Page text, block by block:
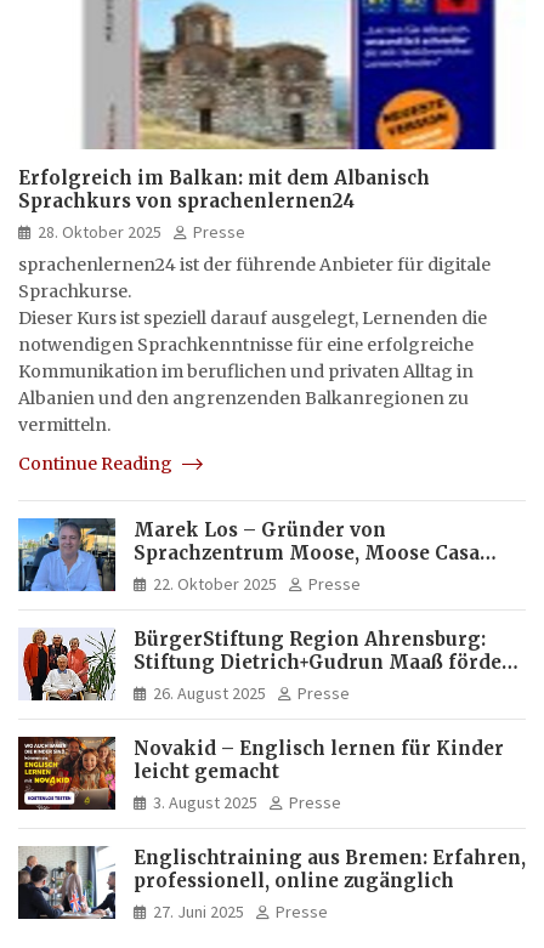
Erfolgreich im Balkan: mit dem Albanisch
Sprachkurs von sprachenlernen24
28. Oktober 2025
Presse
sprachenlernen24 ist der führende Anbieter für digitale
Sprachkurse.
Dieser Kurs ist speziell darauf ausgelegt, Lernenden die
notwendigen Sprachkenntnisse für eine erfolgreiche
Kommunikation im beruflichen und privaten Alltag in
Albanien und den angrenzenden Balkanregionen zu
vermitteln.
Continue Reading
Marek Los – Gründer von
Sprachzentrum Moose, Moose Casa
Italia und Apartamento Brasil |
Internationaler Experte für Bildung
22. Oktober 2025 Presse
BürgerStiftung Region Ahrensburg:
Stiftung Dietrich+Gudrun Maaß fördert
Deutschkenntnisse von Frauen
26. August 2025 Presse
Novakid – Englisch lernen für Kinder
leicht gemacht
3. August 2025 Presse
Englischtraining aus Bremen: Erfahren,
professionell, online zugänglich
27. Juni 2025 Presse